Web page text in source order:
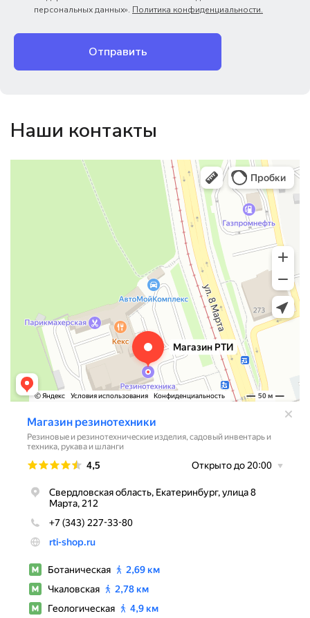
персональных данных». Политика конфиденциальности.
Отправить
Наши контакты
Магазин резинотехники
Резиновые и резинотехнические изделия в Екатеринбурге
Садовый инвентарь и техника в Екатеринбурге